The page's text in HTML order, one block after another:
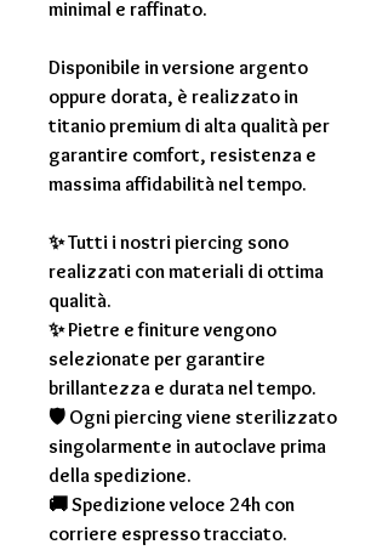
minimal e raffinato.
Disponibile in versione argento
oppure dorata, è realizzato in
titanio premium di alta qualità per
garantire comfort, resistenza e
massima affidabilità nel tempo.
✨ Tutti i nostri piercing sono
realizzati con materiali di ottima
qualità.
✨ Pietre e finiture vengono
selezionate per garantire
brillantezza e durata nel tempo.
🛡 Ogni piercing viene sterilizzato
singolarmente in autoclave prima
della spedizione.
🚚 Spedizione veloce 24h con
corriere espresso tracciato.